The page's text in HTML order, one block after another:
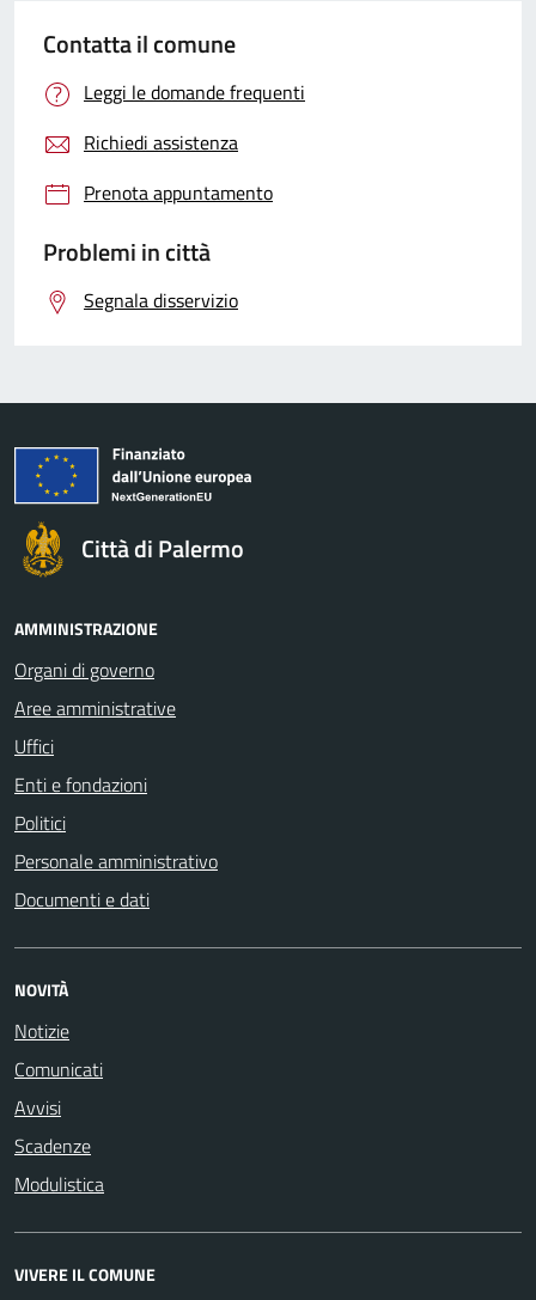
Contatta il comune
Leggi le domande frequenti
Richiedi assistenza
Prenota appuntamento
Problemi in città
Segnala disservizio
Città di Palermo
AMMINISTRAZIONE
Organi di governo
Aree amministrative
Uffici
Enti e fondazioni
Politici
Personale amministrativo
Documenti e dati
NOVITÀ
Notizie
Comunicati
Avvisi
Scadenze
Modulistica
VIVERE IL COMUNE